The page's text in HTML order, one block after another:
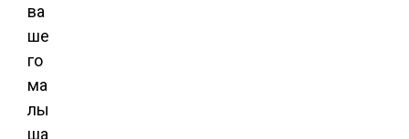
ва
ше
го
ма
лы
ша